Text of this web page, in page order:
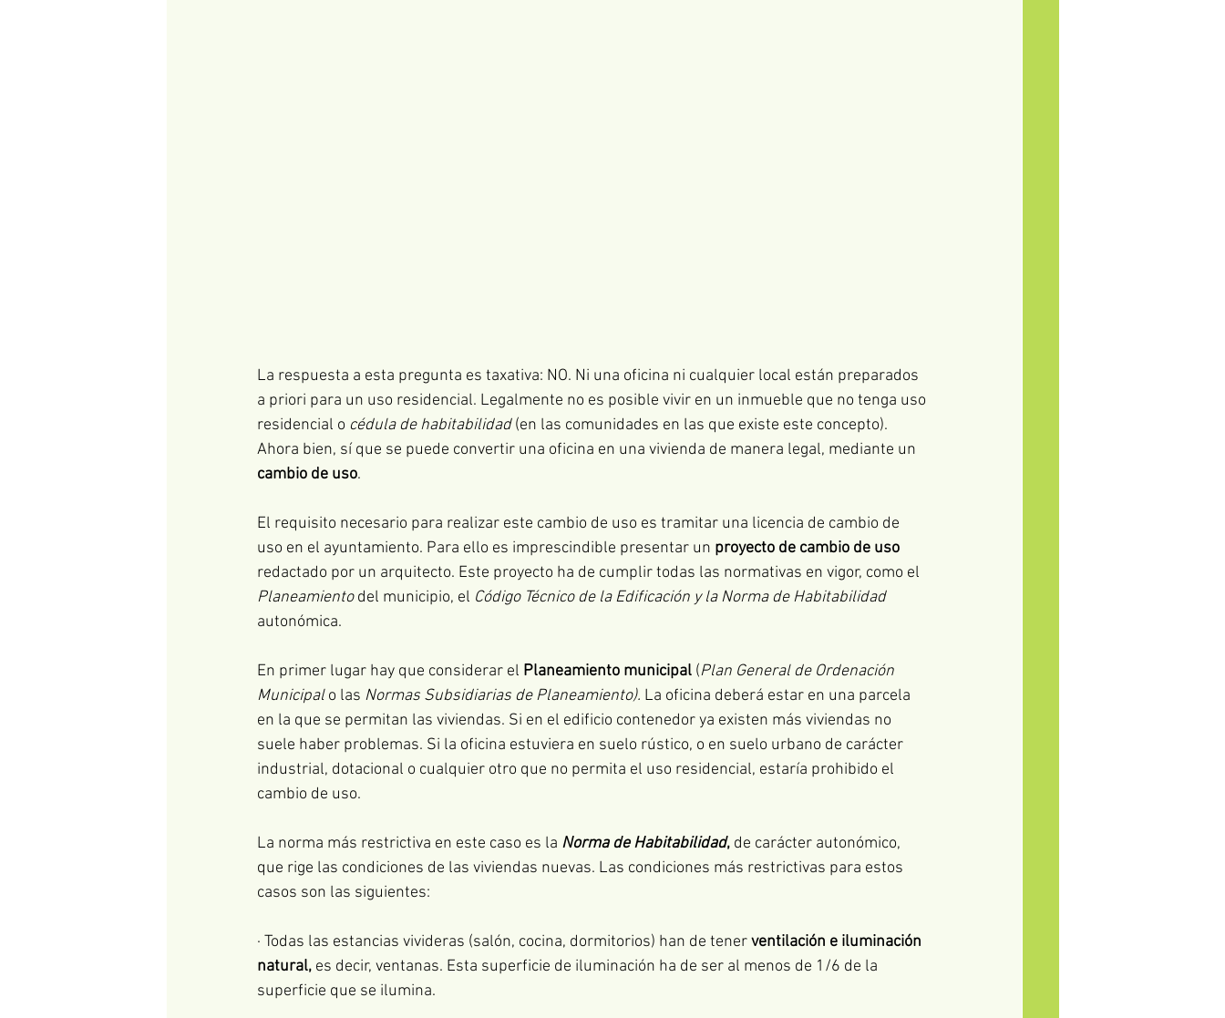
La respuesta a esta pregunta es taxativa: NO. Ni una oficina ni cualquier local están preparados
a priori para un uso residencial. Legalmente no es posible vivir en un inmueble que no tenga uso
residencial o cédula de habitabilidad (en las comunidades en las que existe este concepto).
Ahora bien, sí que se puede convertir una oficina en una vivienda de manera legal, mediante un
cambio de uso.
El requisito necesario para realizar este cambio de uso es tramitar una licencia de cambio de
uso en el ayuntamiento. Para ello es imprescindible presentar un proyecto de cambio de uso
redactado por un arquitecto. Este proyecto ha de cumplir todas las normativas en vigor, como el
Planeamiento del municipio, el Código Técnico de la Edificación y la Norma de Habitabilidad
autonómica.
En primer lugar hay que considerar el Planeamiento municipal (Plan General de Ordenación
Municipal o las Normas Subsidiarias de Planeamiento). La oficina deberá estar en una parcela
en la que se permitan las viviendas. Si en el edificio contenedor ya existen más viviendas no
suele haber problemas. Si la oficina estuviera en suelo rústico, o en suelo urbano de carácter
industrial, dotacional o cualquier otro que no permita el uso residencial, estaría prohibido el
cambio de uso.
La norma más restrictiva en este caso es la Norma de Habitabilidad, de carácter autonómico,
que rige las condiciones de las viviendas nuevas. Las condiciones más restrictivas para estos
casos son las siguientes:
· Todas las estancias vivideras (salón, cocina, dormitorios) han de tener ventilación e iluminación
natural, es decir, ventanas. Esta superficie de iluminación ha de ser al menos de 1/6 de la
superficie que se ilumina.